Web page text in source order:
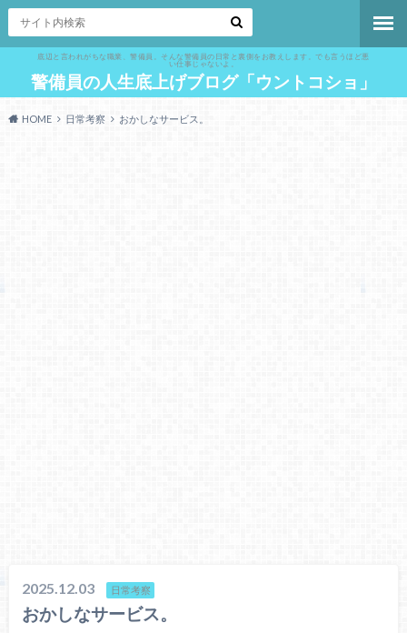
底辺と言われがちな職業、警備員。そんな警備員の日常と裏側をお教えします。でも言うほど悪
い仕事じゃないよ。
警備員の人生底上げブログ「ウントコショ」
HOME 日常考察 おかしなサービス。
2025.12.03 日常考察
おかしなサービス。